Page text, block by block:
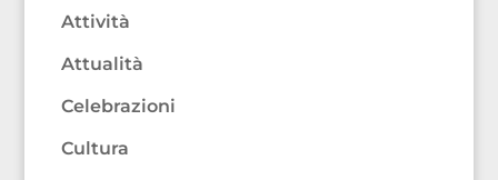
Attività
Attualità
Celebrazioni
Cultura